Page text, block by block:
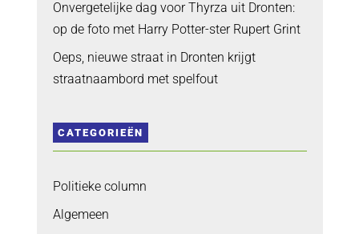
Onvergetelijke dag voor Thyrza uit Dronten:
op de foto met Harry Potter-ster Rupert Grint
Oeps, nieuwe straat in Dronten krijgt
straatnaambord met spelfout
CATEGORIEËN
Politieke column
Algemeen